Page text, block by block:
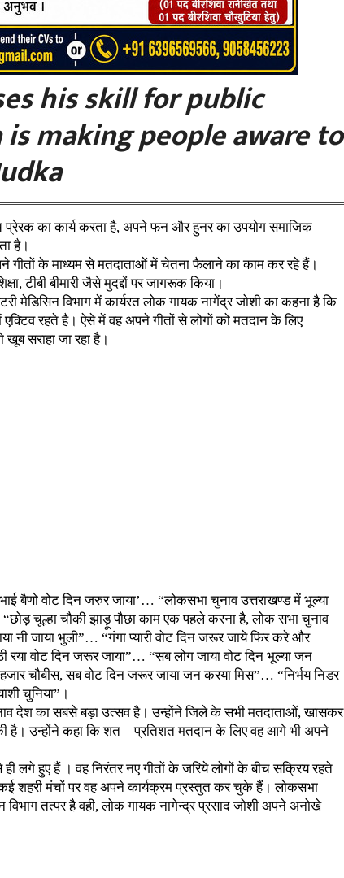
his skill for public
making people aware to
का कार्य करता है, अपने फन और हुनर का उपयोग समाजिक
है।
गीतों के माध्यम से मतदाताओं में चेतना फैलाने का काम कर रहे हैं।
टीबी बीमारी जैसे मुदद्दों पर जागरूक किया।
विभाग में कार्यरत लोक गायक नागेंद्र जोशी का कहना है कि
रहते है। ऐसे में वह अपने गीतों से लोगों को मतदान के लिए
खूब सराहा जा रहा है।
बैणो वोट दिन जरुर जाया’… “लोकसभा चुनाव उत्तराखण्ड में भूल्या
चूल्हा चौकी झाड़ू पौछा काम एक पहले करना है, लोक सभा चुनाव
जाया भुली”… “गंगा प्यारी वोट दिन जरूर जाये फिर करे और
वोट दिन जरूर जाया”… “सब लोग जाया वोट दिन भूल्या जन
चौबीस, सब वोट दिन जरूर जाया जन करया मिस”… “निर्भय निडर
चुनिया”।
देश का सबसे बड़ा उत्सव है। उन्होंने​ जिले के सभी मतदाताओं, खासकर
है। उन्होंने कहा कि शत—प्रतिशत मतदान के लिए वह आगे भी अपने
लगे हुए हैं । वह निरंतर नए गीतों के जरिये लोगों के बीच सक्रिय रहते
मंचों पर वह अपने कार्यक्रम प्रस्तुत कर चुके हैं। लोकसभा
विभाग तत्पर है वही, लोक गायक नागेन्द्र प्रसाद जोशी अपने अनोखे